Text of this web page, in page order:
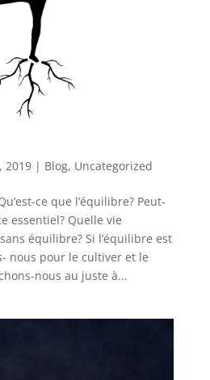
2019| Blog, Uncategorized
ce que l’équilibre? Peut-
essentiel? Quelle vie
équilibre? Si l’équilibre est
nous pour le cultiver et le
nous au juste à...